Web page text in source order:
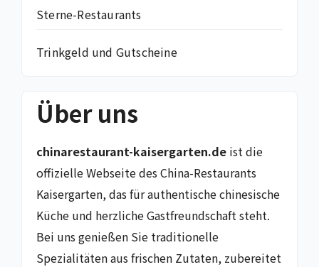
Sterne-Restaurants
Trinkgeld und Gutscheine
Über uns
chinarestaurant-kaisergarten.de ist die
offizielle Webseite des China-Restaurants
Kaisergarten, das für authentische chinesische
Küche und herzliche Gastfreundschaft steht.
Bei uns genießen Sie traditionelle
Spezialitäten aus frischen Zutaten, zubereitet